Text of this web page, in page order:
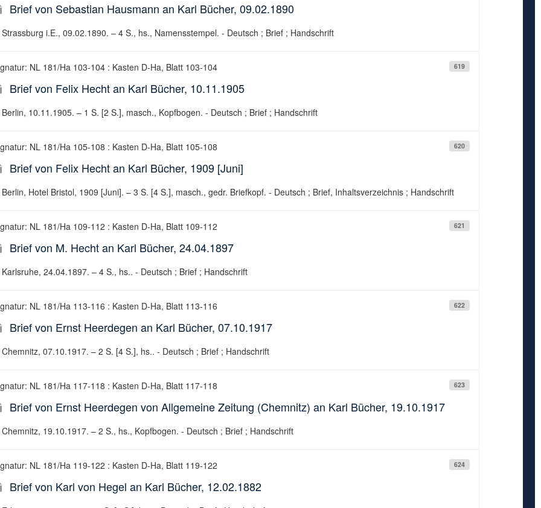
Brief von Sebastian Hausmann an Karl Bücher, 09.02.1890
Strassburg i.E., 09.02.1890. – 4 S., hs., Namensstempel. - Deutsch ; Brief ; Handschrift
619
NL 181/Ha 103-104 : Kasten D-Ha, Blatt 103-104
Brief von Felix Hecht an Karl Bücher, 10.11.1905
Berlin, 10.11.1905. – 1 S. [2 S.], masch., Kopfbogen. - Deutsch ; Brief ; Handschrift
620
NL 181/Ha 105-108 : Kasten D-Ha, Blatt 105-108
Brief von Felix Hecht an Karl Bücher, 1909 [Juni]
Berlin, Hotel Bristol, 1909 [Juni]. – 3 S. [4 S.], masch., gedr. Briefkopf. - Deutsch ; Brief, Inhaltsverzeichnis ; Handschrift
621
NL 181/Ha 109-112 : Kasten D-Ha, Blatt 109-112
Brief von M. Hecht an Karl Bücher, 24.04.1897
Karlsruhe, 24.04.1897. – 4 S., hs.. - Deutsch ; Brief ; Handschrift
622
NL 181/Ha 113-116 : Kasten D-Ha, Blatt 113-116
Brief von Ernst Heerdegen an Karl Bücher, 07.10.1917
Chemnitz, 07.10.1917. – 2 S. [4 S.], hs.. - Deutsch ; Brief ; Handschrift
623
NL 181/Ha 117-118 : Kasten D-Ha, Blatt 117-118
Brief von Ernst Heerdegen von Allgemeine Zeitung (Chemnitz) an Karl Bücher, 19.10.1917
Chemnitz, 19.10.1917. – 2 S., hs., Kopfbogen. - Deutsch ; Brief ; Handschrift
624
NL 181/Ha 119-122 : Kasten D-Ha, Blatt 119-122
Brief von Karl von Hegel an Karl Bücher, 12.02.1882